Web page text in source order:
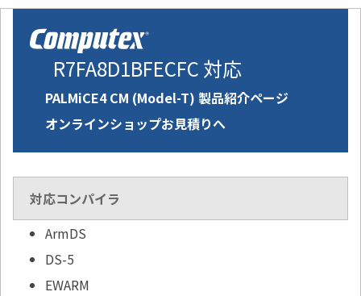
R7FA8D1BFECFC 対応
PALMiCE4 CM (Model-T) 製品紹介ページ
オンラインショップお見積りへ
対応コンパイラ
ArmDS
DS-5
EWARM